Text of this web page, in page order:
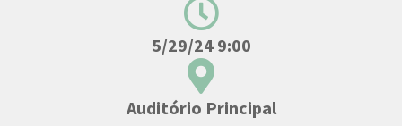
5/29/24 9:00
Auditório Principal